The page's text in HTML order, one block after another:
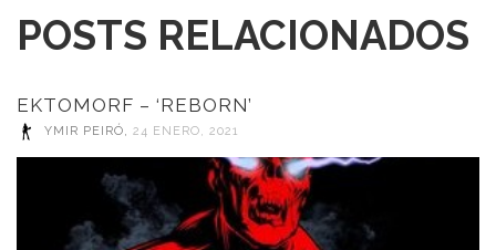
POSTS RELACIONADOS
EKTOMORF – ‘REBORN’
YMIR PEIRÓ, 24 ENERO, 2021